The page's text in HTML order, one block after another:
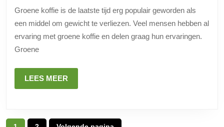
Afvallen
met
Ervaringen
Delen
Groene koffie is de laatste tijd erg populair geworden als
een middel om gewicht te verliezen. Veel mensen hebben al
ervaring met groene koffie en delen graag hun ervaringen.
Groene
LEES MEER
MEER